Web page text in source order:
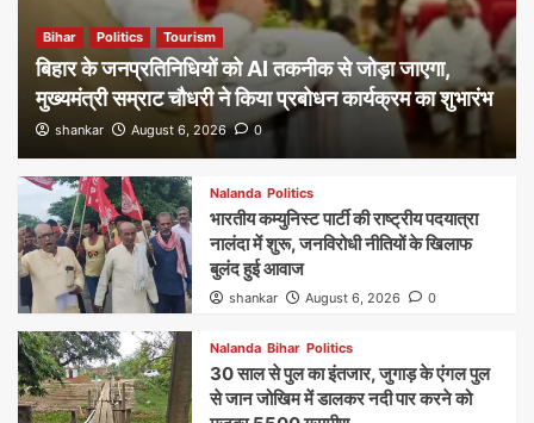
Bihar Politics Tourism
बिहार के जनप्रतिनिधियों को AI तकनीक से जोड़ा जाएगा,
मुख्यमंत्री सम्राट चौधरी ने किया प्रबोधन कार्यक्रम का शुभारंभ
shankar August 6, 2026 0
Nalanda Politics
भारतीय कम्युनिस्ट पार्टी की राष्ट्रीय पदयात्रा
नालंदा में शुरू, जनविरोधी नीतियों के खिलाफ
बुलंद हुई आवाज
shankar August 6, 2026 0
Nalanda Bihar Politics
30 साल से पुल का इंतजार, जुगाड़ के एंगल पुल
से जान जोखिम में डालकर नदी पार करने को